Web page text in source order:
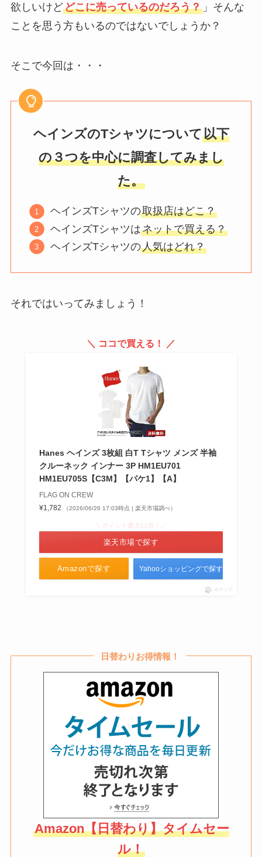
欲しいけどどこに売っているのだろう？」そんな
ことを思う方もいるのではないでしょうか？
そこで今回は・・・
ヘインズのTシャツについて以下
の３つを中心に調査してみまし
た。
ヘインズTシャツの取扱店はどこ？
ヘインズTシャツはネットで買える？
ヘインズTシャツの人気はどれ？
それではいってみましょう！
＼ ココで買える！ ／
Hanes ヘインズ 3枚組 白T Tシャツ メンズ 半袖
クルーネック インナー 3P HM1EU701
HM1EU705S【C3M】【パケ1】【A】
FLAG ON CREW
¥1,782
（2026/06/26 17:03時点 | 楽天市場調べ）
Amazonで探す
楽天市場で探す
Yahooショッピングで探す
ポチップ
日替わりお得情報！
Amazon【日替わり】タイムセー
ル！